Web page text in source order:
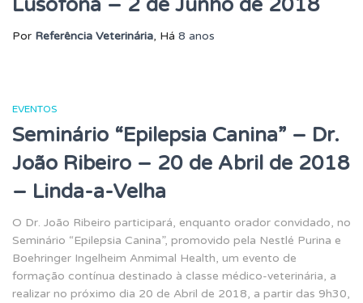
Por Referência Veterinária, Há 8 anos
EVENTOS
Seminário “Epilepsia Canina” – Dr.
João Ribeiro – 20 de Abril de 2018
– Linda-a-Velha
O Dr. João Ribeiro participará, enquanto orador convidado, no
Seminário “Epilepsia Canina”, promovido pela Nestlé Purina e
Boehringer Ingelheim Anmimal Health, um evento de
formação contínua destinado à classe médico-veterinária, a
realizar no próximo dia 20 de Abril de 2018, a partir das 9h30,